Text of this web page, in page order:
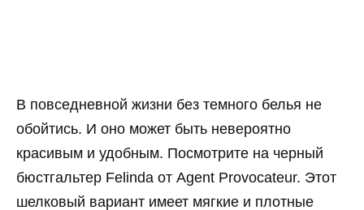
В повседневной жизни без темного белья не
обойтись. И оно может быть невероятно
красивым и удобным. Посмотрите на черный
бюстгальтер Felinda от Agent Provocateur. Этот
шелковый вариант имеет мягкие и плотные